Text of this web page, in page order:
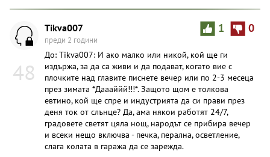
48
1 0
Tikva007
преди 2 години
До: Tikva007: И ако малко или никой, кой ще ги
издържа, за да са живи и да подават, когато вие с
плочките над главите писнете вечер или по 2-3 месеца
през зимата *Даааййй!!!*. Защото щом е толкова
евтино, кой ще спре и индустрията да си прави през
деня ток от слънце? Да, ама някои работят 24/7,
градовете светят цяла нощ, народът се прибира вечер
и всеки нещо включва - печка, перална, осветление,
слага колата в гаража да се зарежда.